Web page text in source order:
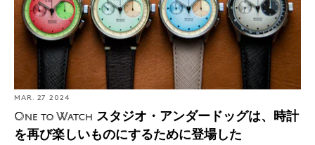
MAR. 27 2024
One to Watch スタジオ・アンダードッグは、時計
を再び楽しいものにするために登場した